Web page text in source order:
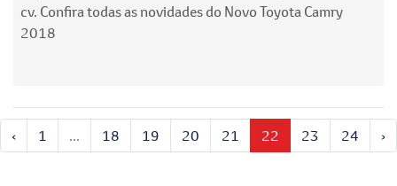
cv. Confira todas as novidades do Novo Toyota Camry
2018
‹ 1 ... 18 19 20 21 22 23 24 ›